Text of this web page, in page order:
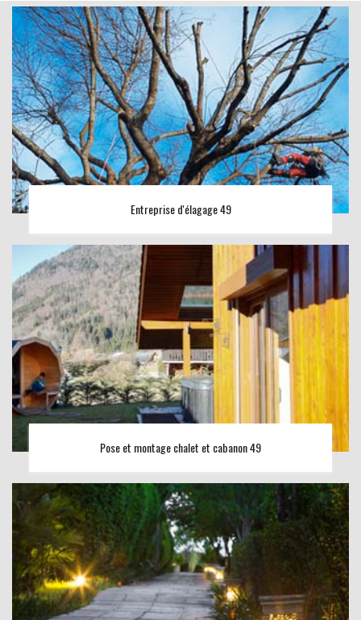
Entreprise d'élagage 49
Pose et montage chalet et cabanon 49